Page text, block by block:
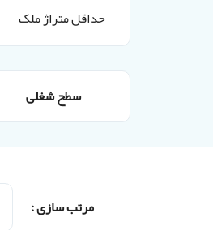
سطح شغلی
مرتب سازی :